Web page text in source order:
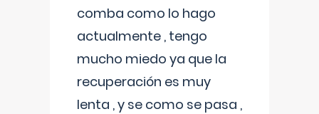
comba como lo hago
actualmente , tengo
mucho miedo ya que la
recuperación es muy
lenta , y se como se pasa ,